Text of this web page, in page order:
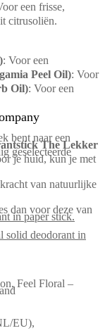
een frisse,
citrusoliën.
: Voor een
Peel Oil): Voor
Oil): Voor een
bent naar een
The Lekker
geselecteerde
je huid, kun je met
van natuurlijke
dan voor deze van
in paper stick.
solid deodorant in
Feel Floral –
EU),